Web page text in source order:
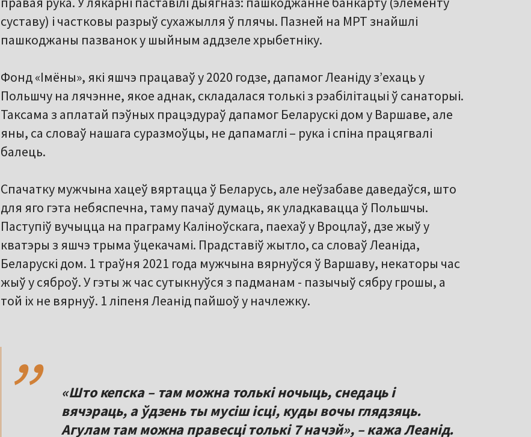
суставу) і частковы разрыў сухажылля ў плячы. Пазней на МРТ знайшлі
пашкоджаны пазванок у шыйным аддзеле хрыбетніку.
Фонд «Імёны», які яшчэ працаваў у 2020 годзе, дапамог Леаніду з’ехаць у
Польшчу на лячэнне, якое аднак, складалася толькі з рэабілітацыі ў санаторыі.
Таксама з аплатай пэўных працэдураў дапамог Беларускі дом у Варшаве, але
яны, са словаў нашага суразмоўцы, не дапамаглі – рука і спіна працягвалі
балець.
Спачатку мужчына хацеў вяртацца ў Беларусь, але неўзабаве даведаўся, што
для яго гэта небяспечна, таму пачаў думаць, як уладкавацца ў Польшчы.
Паступіў вучыцца на праграму Каліноўскага, паехаў у Вроцлаў, дзе жыў у
кватэры з яшчэ трыма ўцекачамі. Прадставіў жытло, са словаў Леаніда,
Беларускі дом. 1 траўня 2021 года мужчына вярнуўся ў Варшаву, некаторы час
жыў у сяброў. У гэты ж час сутыкнуўся з падманам - пазычыў сябру грошы, а
той іх не вярнуў. 1 ліпеня Леанід пайшоў у начлежку.
,,
«Што кепска – там можна толькі ночыць, снедаць і
вячэраць, а ўдзень ты мусіш ісці, куды вочы глядзяць.
Агулам там можна правесці толькі 7 начэй», – кажа Леанід.